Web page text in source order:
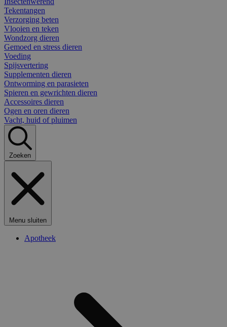
Tekentangen
Verzorging beten
Vlooien en teken
Wondzorg dieren
Gemoed en stress dieren
Voeding
Spijsvertering
Supplementen dieren
Ontworming en parasieten
Spieren en gewrichten dieren
Accessoires dieren
Ogen en oren dieren
Vacht, huid of pluimen
Zoeken
Menu sluiten
Apotheek